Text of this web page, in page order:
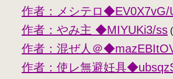
作者：メシテロ◆EV0X7vG/
作者：やみ主 ◆MIYUKi3/ss
作者：混ぜ人＠
作者：使レ無避妊具